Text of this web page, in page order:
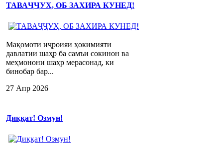
ТАВАҶҶУҲ, ОБ ЗАХИРА КУНЕД!
Мақомоти иҷроияи ҳокимияти
давлатии шаҳр ба самъи сокинон ва
меҳмонони шаҳр мерасонад, ки
бинобар бар...
27 Апр 2026
Диққат! Озмун!